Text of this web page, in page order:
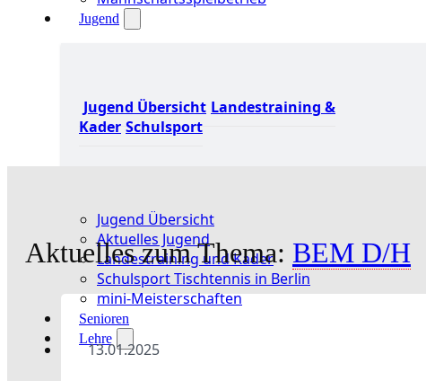
Jugend
Jugend Übersicht Landestraining &
Kader Schulsport
Jugend Übersicht
Aktuelles Jugend
Landestraining und Kader
Schulsport Tischtennis in Berlin
mini-Meisterschaften
Senioren
Lehre
Aktuelles zum Thema: BEM D/H
13.01.2025